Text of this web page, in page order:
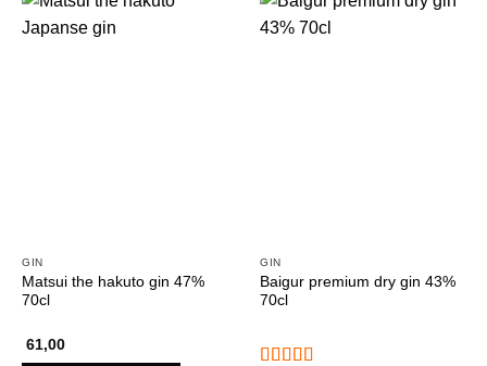
GIN
Matsui the hakuto gin 47%
70cl
61,00
GIN
Baigur premium dry gin 43%
70cl